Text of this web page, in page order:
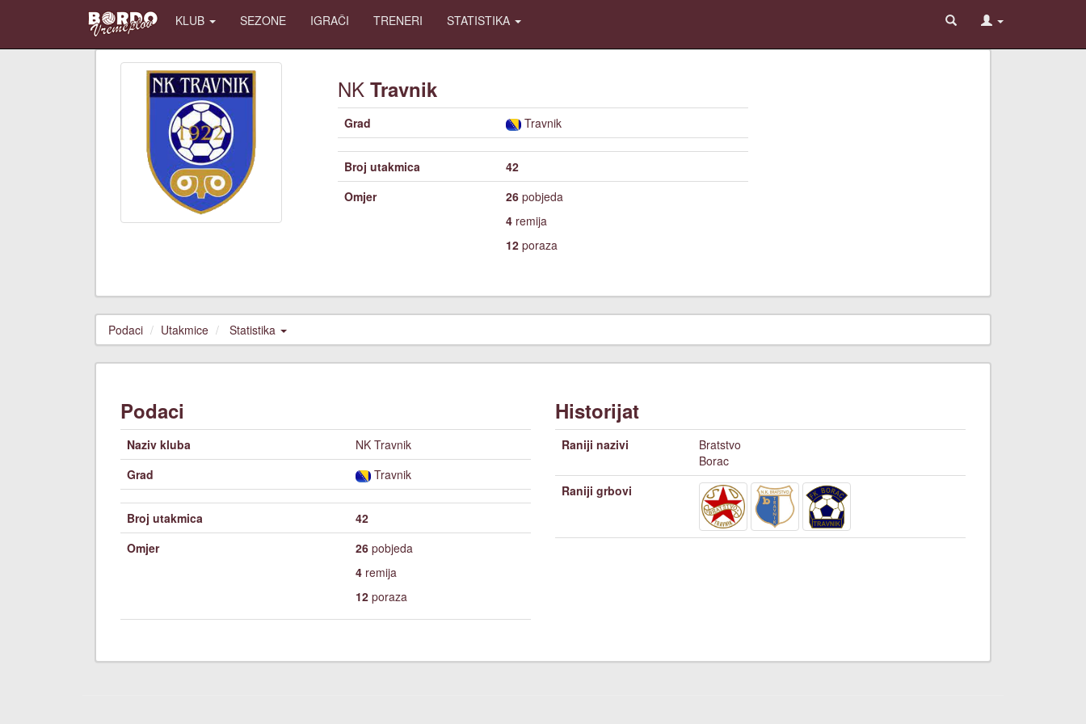
KLUB SEZONE IGRAČI TRENERI STATISTIKA
NK Travnik
Grad Travnik
Broj utakmica
42
Omjer
26 pobjeda
4 remija
12 poraza
Podaci Utakmice Statistika
Podaci
Naziv kluba
NK Travnik
Grad
Travnik
Broj utakmica
42
Omjer
26 pobjeda
4 remija
12 poraza
Historijat
Raniji nazivi
Bratstvo
Borac
Raniji grbovi